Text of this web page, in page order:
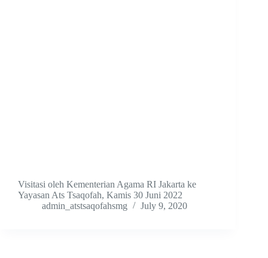
Visitasi oleh Kementerian Agama RI Jakarta ke
Yayasan Ats Tsaqofah, Kamis 30 Juni 2022
admin_atstsaqofahsmg
July 9, 2020